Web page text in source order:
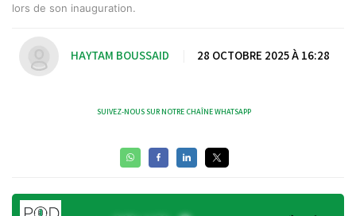
lors de son inauguration.
HAYTAM BOUSSAID 28 OCTOBRE 2025 À 16:28
SUIVEZ-NOUS SUR NOTRE CHAÎNE WHATSAPP